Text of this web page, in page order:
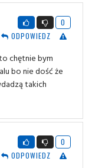
0
ODPOWIEDZ
chętnie bym
bo nie dość że
takich
0
ODPOWIEDZ